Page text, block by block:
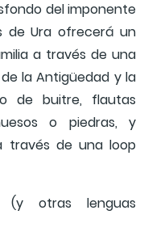
del imponente
de Ura ofrecerá un
a través de una
la Antigüedad y la
de buitre, flautas
o piedras, y
través de una loop
(y otras lenguas